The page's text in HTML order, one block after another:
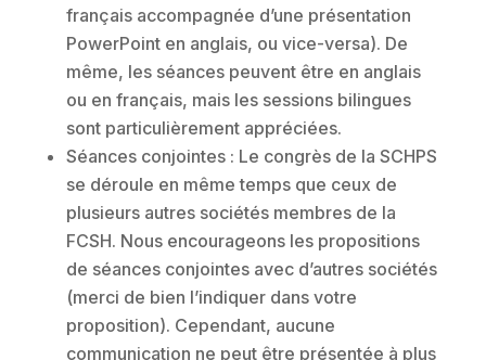
français accompagnée d’une présentation
PowerPoint en anglais, ou vice-versa). De
même, les séances peuvent être en anglais
ou en français, mais les sessions bilingues
sont particulièrement appréciées.
Séances conjointes : Le congrès de la SCHPS
se déroule en même temps que ceux de
plusieurs autres sociétés membres de la
FCSH. Nous encourageons les propositions
de séances conjointes avec d’autres sociétés
(merci de bien l’indiquer dans votre
proposition). Cependant, aucune
communication ne peut être présentée à plus